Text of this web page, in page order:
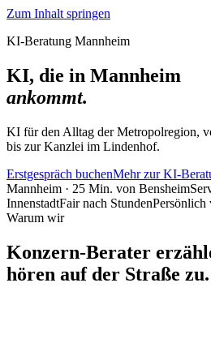
Zum Inhalt springen
KI-Beratung Mannheim
KI, die in Mannheim
ankommt.
KI für den Alltag der Metropolregion,
bis zur Kanzlei im Lindenhof.
Erstgespräch buchenMehr zur KI-
Mannheim · 25 Min. von Bensheim
InnenstadtFair nach StundenPersönlich
Warum wir
Konzern-Berater
hören auf der Straße zu.